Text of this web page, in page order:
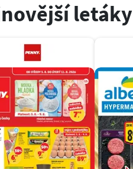
letáky